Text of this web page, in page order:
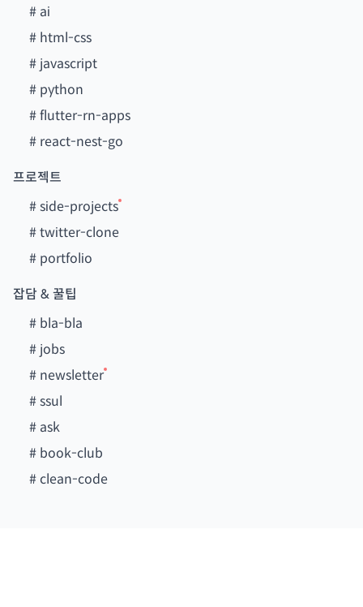
# ai
# html-css
# javascript
# python
#flutter-rn-apps
# react-nest-go
프로젝트
#side-projects
#twitter-clone
# portfolio
잡담 & 꿀팁
# bla-bla
# jobs
# newsletter
#ssul
# ask
# book-club
#clean-code